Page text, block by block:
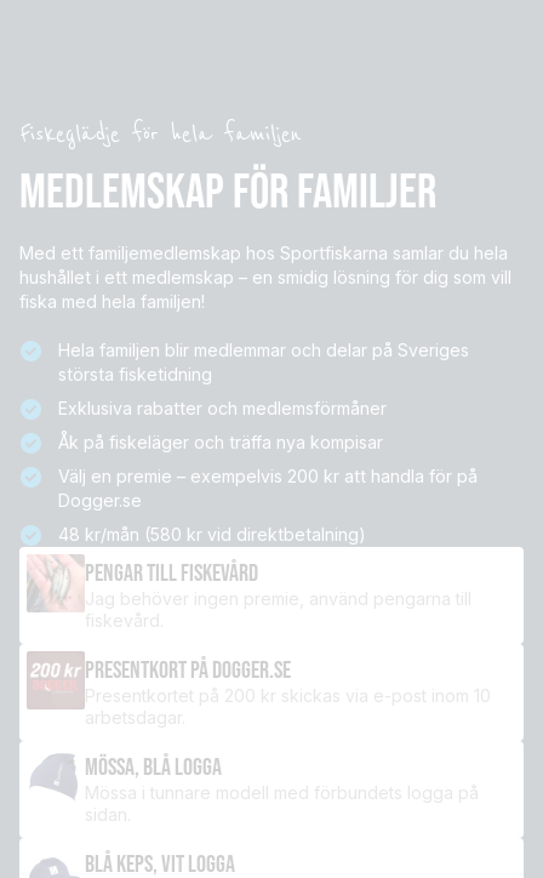
Fiskeglädje för hela familjen
MEDLEMSKAP FÖR FAMILJER
Med ett familjemedlemskap hos Sportfiskarna samlar du hela
hushållet i ett medlemskap – en smidig lösning för dig som vill
fiska med hela familjen!
Hela familjen blir medlemmar och delar på Sveriges
största fisketidning
Exklusiva rabatter och medlemsförmåner
Åk på fiskeläger och träffa nya kompisar
Välj en premie – exempelvis 200 kr att handla för på
Dogger.se
48 kr/mån (580 kr vid direktbetalning)
PENGAR TILL FISKEVÅRD
Jag behöver ingen premie, använd pengarna till
fiskevård.
PRESENTKORT PÅ DOGGER.SE
Presentkortet på 200 kr skickas via e-post inom 10
arbetsdagar.
MÖSSA, BLÅ LOGGA
Mössa i tunnare modell med förbundets logga på
sidan.
BLÅ KEPS, VIT LOGGA